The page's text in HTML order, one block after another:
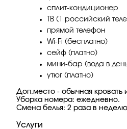
сплит-кондиционер
ТВ (1 российский
прямой телефон
Wi-Fi (бесплатно)
сейф (платно)
мини-бар (вода в
утюг (платно)
Доп.место - обычная кровать
Уборка номера: ежедневно.
Смена белья: 2 раза в
Услуги